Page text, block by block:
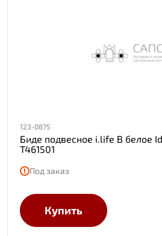
123-0875
Биде подвесное i.life B белое
T461501
Под заказ
Купить